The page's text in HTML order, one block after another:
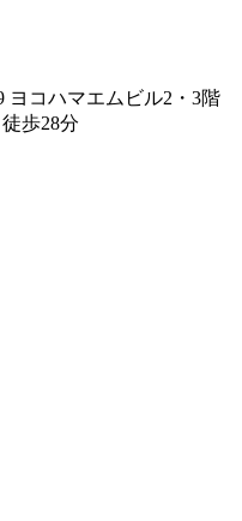
ヨコハマエムビル2・3階
歩28分